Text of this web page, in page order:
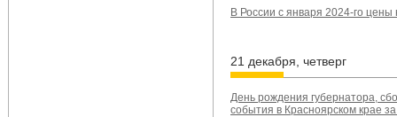
В России с января 2024-го
21 декабря, четверг
День рождения губернатора,
события в Красноярском крае